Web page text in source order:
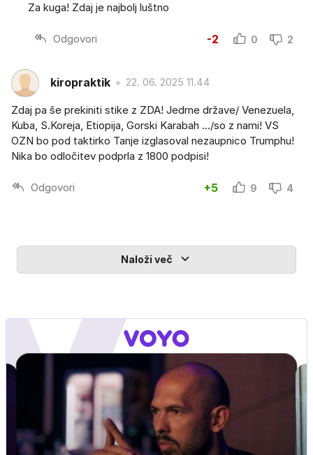
Za kuga! Zdaj je najbolj luštno
Odgovori -2 0 2
kiropraktik 22. 06. 2025 11.44
Zdaj pa še prekiniti stike z ZDA! Jedrne države/ Venezuela,
Kuba, S.Koreja, Etiopija, Gorski Karabah .../so z nami! VS
OZN bo pod taktirko Tanje izglasoval nezaupnico Trumphu!
Nika bo odločitev podprla z 1800 podpisi!
Odgovori +5 9 4
Naloži več